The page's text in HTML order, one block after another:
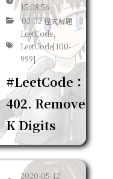
15:08:56
02-02 程式解題
LeetCode,
LeetCode[100-
999]
#LeetCode：
402. Remove
K Digits
2020-05-12